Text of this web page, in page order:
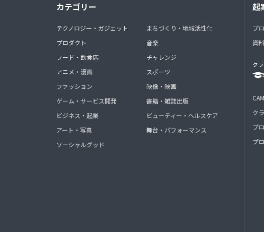
カテゴリー
テクノロジー・ガジェット
プロダクト
フード・飲食店
アニメ・漫画
ファッション
ゲーム・サービス開発
ビジネス・起業
アート・写真
ソーシャルグッド
まちづくり・地域活性化
音楽
チャレンジ
スポーツ
映像・映画
書籍・雑誌出版
ビューティー・ヘルスケア
舞台・パフォーマンス
起
プ
資
ク
ク
プ
プ